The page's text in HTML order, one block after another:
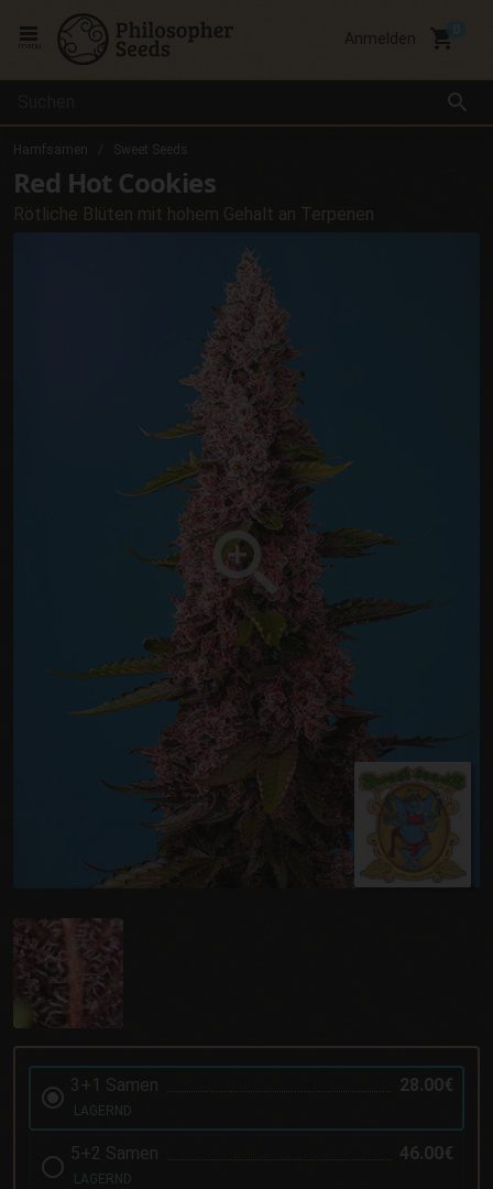
search
Anmelden local_grocery_store
Hamfsamen Sweet Seeds
Red Hot Cookies
Rötliche Blüten mit hohem Gehalt an Terpenen
3+1 Samen 28.00€
LAGERND
5+2 Samen 46.00€
LAGERND